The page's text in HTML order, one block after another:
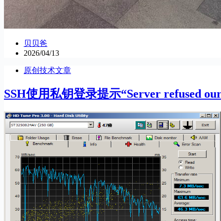
贝贝爸
2026/04/13
原创技术文章
SSH使用私钥登录提示“Server refused